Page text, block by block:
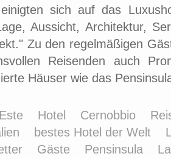
einigten sich auf das
Aussicht, Architektur,
Zu den regelmäßigen
Reisenden auch
Häuser wie das
Hotel Cernobbio
bestes Hotel der Welt
Gäste Pensinsula